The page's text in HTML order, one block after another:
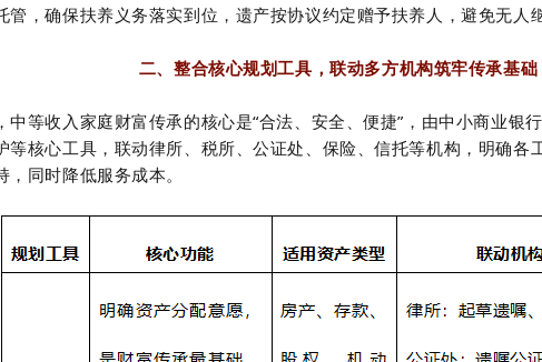
管，确保扶养义务落实到位，遗产按协议约定赠予扶养人，避免无人
二、整合核心规划工具，联动多方机构筑牢传承基础
中等收入家庭财富传承的核心是“合法、安全、便捷”，由中小商业银
等核心工具，联动律所、税所、公证处、保险、信托等机构，明确各
同时降低服务成本。